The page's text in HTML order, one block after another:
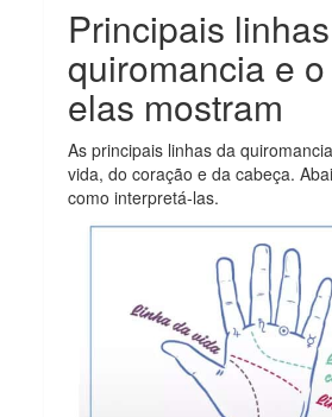
Principais
quiromancia e
elas mostram
As principais linhas da
vida, do coração e da cabeça.
como interpretá-las.